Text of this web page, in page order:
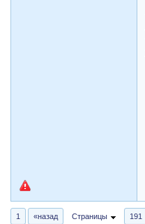
1 «назад Страницы 191